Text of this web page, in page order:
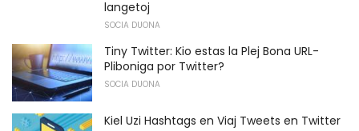
langetoj
SOCIA DUONA
Tiny Twitter: Kio estas la Plej Bona URL-
Pliboniga por Twitter?
SOCIA DUONA
Kiel Uzi Hashtags en Viaj Tweets en Twitter